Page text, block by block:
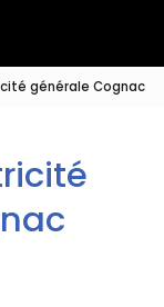
générale Cognac